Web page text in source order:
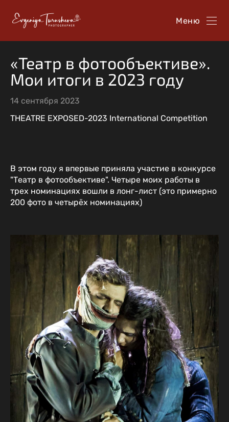
Меню
«Театр в фотообъективе».
Мои итоги в 2023 году
14 сентября 2023
THEATRE EXPOSED-2023 International Competition
В этом году я впервые приняла участие в конкурсе
"Театр в фотообъективе". Четыре моих работы в
трех номинациях вошли в лонг-лист (это примерно
200 фото в четырёх номинациях)